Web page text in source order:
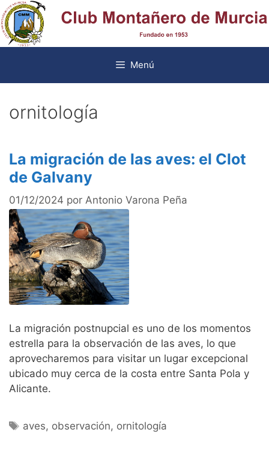
Saltar
al
contenido
Menú
ornitología
La migración de las aves: el Clot
de Galvany
01/12/2024 por Antonio Varona Peña
La migración postnupcial es uno de los momentos
estrella para la observación de las aves, lo que
aprovecharemos para visitar un lugar excepcional
ubicado muy cerca de la costa entre Santa Pola y
Alicante.
Etiquetas
aves, observación, ornitología